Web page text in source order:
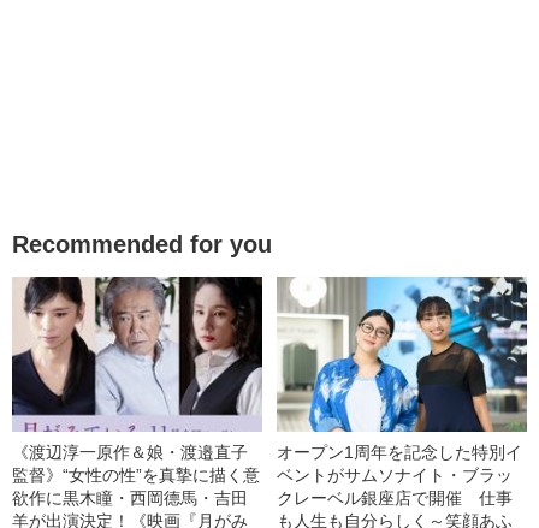
Recommended for you
《渡辺淳一原作＆娘・渡邉直子
監督》“女性の性”を真摯に描く意
欲作に黒木瞳・西岡德馬・吉田
羊が出演決定！《映画『月がみ
オープン1周年を記念した特別イ
ベントがサムソナイト・ブラッ
クレーベル銀座店で開催 仕事
も人生も自分らしく～笑顔あふ